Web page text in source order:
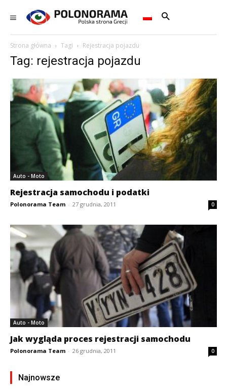
Strona główna Tagi Rejestracja pojazdu
Tag: rejestracja pojazdu
Auto - Moto
Rejestracja samochodu i podatki
Polonorama Team - 27 grudnia, 2011 0
Auto - Moto
Jak wygląda proces rejestracji samochodu
Polonorama Team - 26 grudnia, 2011 0
Najnowsze